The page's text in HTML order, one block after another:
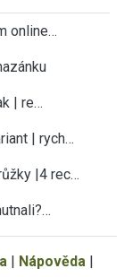
online…
| re…
| rych…
|4 rec…
| Nápověda |